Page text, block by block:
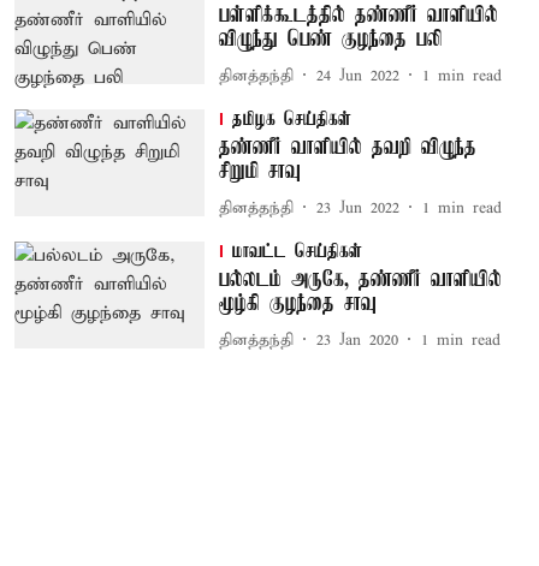
பள்ளிக்கூடத்தில் தண்ணீர் வாளியில்
விழுந்து பெண் குழந்தை பலி
தினத்தந்தி 24 Jun 2022 1 min read
தமிழக செய்திகள்
தண்ணீர் வாளியில் தவறி விழுந்த
சிறுமி சாவு
தினத்தந்தி 23 Jun 2022 1 min read
மாவட்ட செய்திகள்
பல்லடம் அருகே, தண்ணீர் வாளியில்
மூழ்கி குழந்தை சாவு
தினத்தந்தி 23 Jan 2020 1 min read